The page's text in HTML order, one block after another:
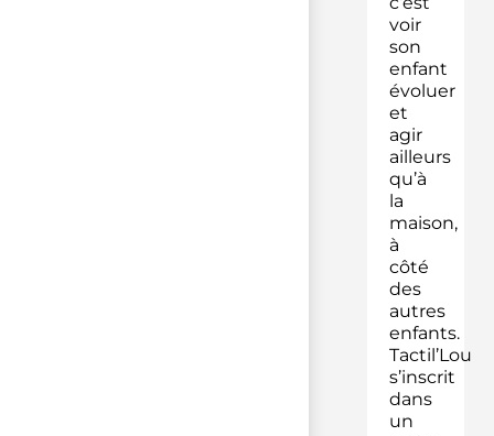
voir
son
enfant
évoluer
et
agir
ailleurs
qu’à
la
maison,
à
côté
des
autres
enfants.
Tactil’Lou
s’inscrit
dans
un